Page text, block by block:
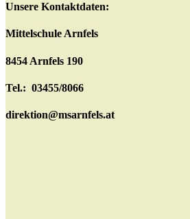
Unsere Kontaktdaten:
Mittelschule Arnfels
8454 Arnfels 190
Tel.: 03455/8066
direktion@msarnfels.at